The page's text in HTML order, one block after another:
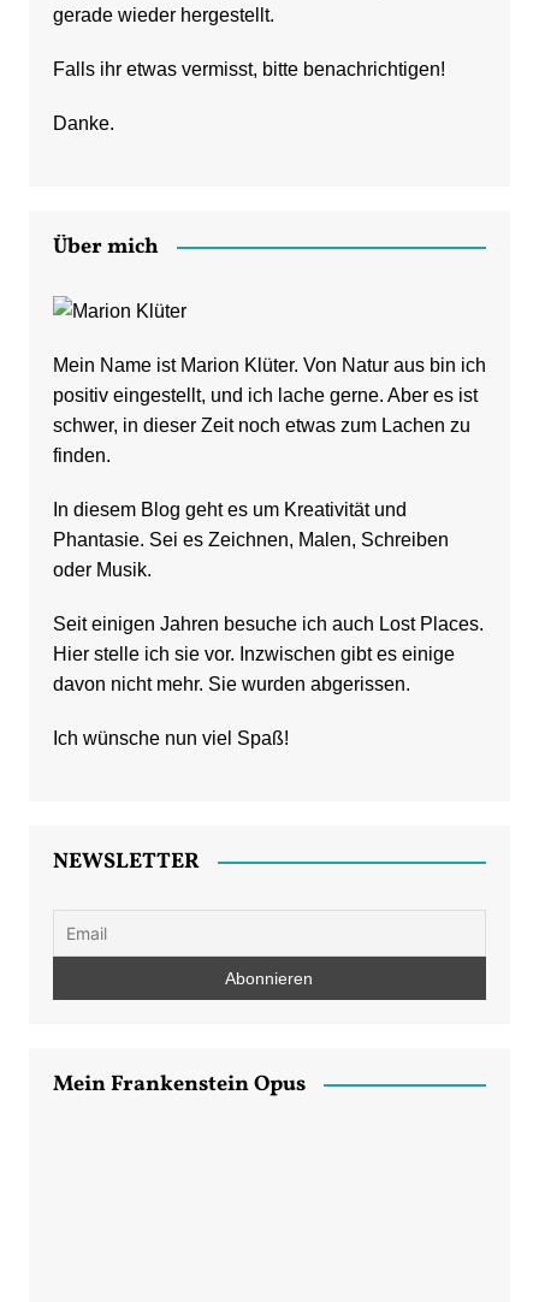
gerade wieder hergestellt.
Falls ihr etwas vermisst, bitte benachrichtigen!
Danke.
Über mich
Mein Name ist Marion Klüter. Von Natur aus bin ich
positiv eingestellt, und ich lache gerne. Aber es ist
schwer, in dieser Zeit noch etwas zum Lachen zu
finden.
In diesem Blog geht es um Kreativität und
Phantasie. Sei es Zeichnen, Malen, Schreiben
oder Musik.
Seit einigen Jahren besuche ich auch Lost Places.
Hier stelle ich sie vor. Inzwischen gibt es einige
davon nicht mehr. Sie wurden abgerissen.
Ich wünsche nun viel Spaß!
NEWSLETTER
Mein Frankenstein Opus